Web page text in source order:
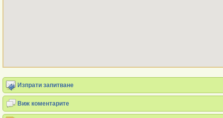
Изпрати запитване
Виж коментарите